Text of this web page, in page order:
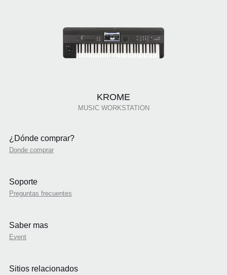
KROME
MUSIC WORKSTATION
¿Dónde comprar?
Donde comprar
Soporte
Preguntas frecuentes
Saber mas
Event
Sitios relacionados